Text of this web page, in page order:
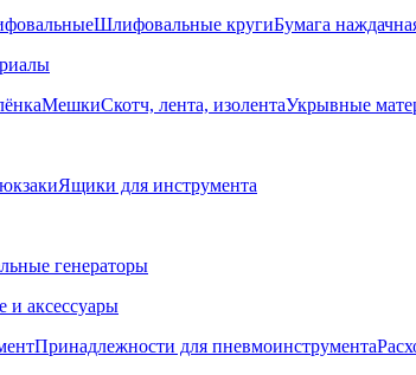
Шлифовальные кругиБумага
МешкиСкотч, лента, изолентаУкрывные
Ящики для инструмента
генераторы
и аксессуары
Принадлежности для пневмоинструмента